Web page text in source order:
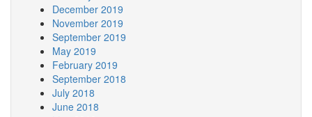
December 2019
November 2019
September 2019
May 2019
February 2019
September 2018
July 2018
June 2018